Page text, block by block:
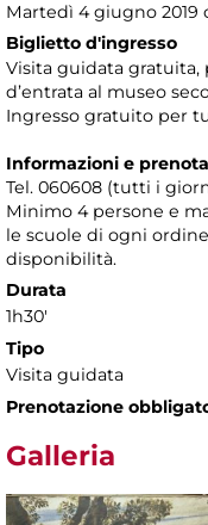
Martedì 4 giugno 2019
Biglietto d'ingresso
Visita guidata
d’entrata al museo
Ingresso gratuito per
Informazioni e
Tel. 060608 (tutti i
Minimo 4 persone e
le scuole di ogni
disponibilità.
Durata
1h30'
Tipo
Visita guidata
Prenotazione
Galleria